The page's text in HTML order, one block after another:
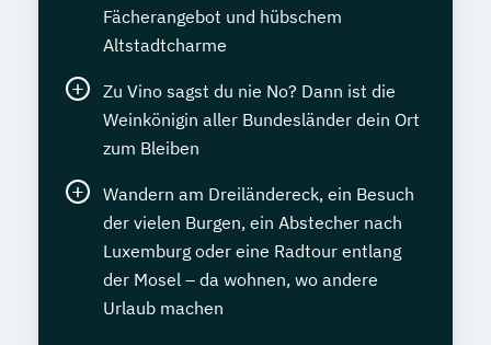
Fächerangebot und hübschem
Altstadtcharme
Zu Vino sagst du nie No? Dann ist die
Weinkönigin aller Bundesländer dein Ort
zum Bleiben
Wandern am Dreiländereck, ein Besuch
der vielen Burgen, ein Abstecher nach
Luxemburg oder eine Radtour entlang
der Mosel – da wohnen, wo andere
Urlaub machen